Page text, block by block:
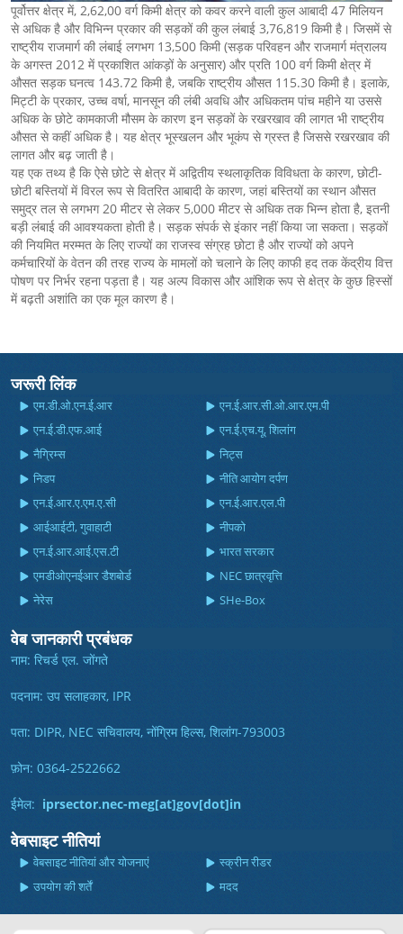
पूर्वोत्तर क्षेत्र में, 2,62,00 वर्ग किमी क्षेत्र को कवर करने वाली कुल आबादी 47 मिलियन
से अधिक है और विभिन्न प्रकार की सड़कों की कुल लंबाई 3,76,819 किमी है। जिसमें से
राष्ट्रीय राजमार्ग की लंबाई लगभग 13,500 किमी (सड़क परिवहन और राजमार्ग मंत्रालय
के अगस्त 2012 में प्रकाशित आंकड़ों के अनुसार) और प्रति 100 वर्ग किमी क्षेत्र में
औसत सड़क घनत्व 143.72 किमी है, जबकि राष्ट्रीय औसत 115.30 किमी है। इलाके,
मिट्टी के प्रकार, उच्च वर्षा, मानसून की लंबी अवधि और अधिकतम पांच महीने या उससे
अधिक के छोटे कामकाजी मौसम के कारण इन सड़कों के रखरखाव की लागत भी राष्ट्रीय
औसत से कहीं अधिक है। यह क्षेत्र भूस्खलन और भूकंप से ग्रस्त है जिससे रखरखाव की
लागत और बढ़ जाती है।
यह एक तथ्य है कि ऐसे छोटे से क्षेत्र में अद्वितीय स्थलाकृतिक विविधता के कारण, छोटी-
छोटी बस्तियों में विरल रूप से वितरित आबादी के कारण, जहां बस्तियों का स्थान औसत
समुद्र तल से लगभग 20 मीटर से लेकर 5,000 मीटर से अधिक तक भिन्न होता है, इतनी
बड़ी लंबाई की आवश्यकता होती है। सड़क संपर्क से इंकार नहीं किया जा सकता। सड़कों
की नियमित मरम्मत के लिए राज्यों का राजस्व संग्रह छोटा है और राज्यों को अपने
कर्मचारियों के वेतन की तरह राज्य के मामलों को चलाने के लिए काफी हद तक केंद्रीय वित्त
पोषण पर निर्भर रहना पड़ता है। यह अल्प विकास और आंशिक रूप से क्षेत्र के कुछ हिस्सों
में बढ़ती अशांति का एक मूल कारण है।
जरूरी लिंक
एम.डी.ओ.एन.ई.आर
एन.ई.आर.सी.ओ.आर.एम.पी
एन.ई.डी.एफ.आई
एन.ई.एच.यू, शिलांग
नैग्रिम्स
निट्स
निडप
नीति आयोग दर्पण
एन.ई.आर.ए.एम.ए.सी
एन.ई.आर.एल.पी
आईआईटी, गुवाहाटी
नीपको
एन.ई.आर.आई.एस.टी
भारत सरकार
एमडीओएनईआर डैशबोर्ड
NEC छात्रवृत्ति
नेरेस
SHe-Box
वेब जानकारी प्रबंधक
नाम: रिचर्ड एल. जोंगते
पदनाम: उप सलाहकार, IPR
पता: DIPR, NEC सचिवालय, नोंग्रिम हिल्स, शिलांग-793003
फ़ोन: 0364-2522662
ईमेल: iprsector.nec-meg[at]gov[dot]in
वेबसाइट नीतियां
वेबसाइट नीतियां और योजनाएं
स्क्रीन रीडर
उपयोग की शर्तें
मदद